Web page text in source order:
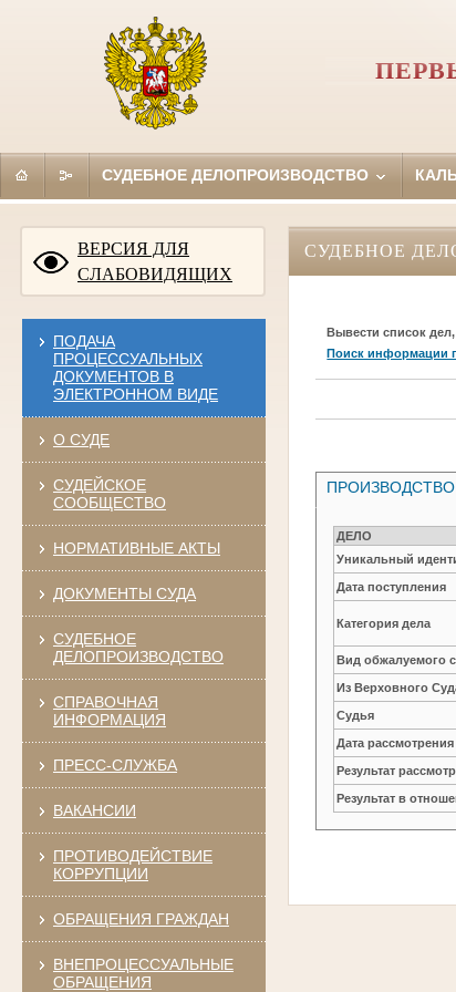
СУДЕБНОЕ ДЕЛОПРОИЗВОДСТВО
ВЕРСИЯ ДЛЯ
СЛАБОВИДЯЩИХ
ПОДАЧА
ПРОЦЕССУАЛЬНЫХ
ДОКУМЕНТОВ В
ЭЛЕКТРОННОМ ВИДЕ
О СУДЕ
СУДЕЙСКОЕ
СООБЩЕСТВО
НОРМАТИВНЫЕ АКТЫ
ДОКУМЕНТЫ СУДА
СУДЕБНОЕ
ДЕЛОПРОИЗВОДСТВО
СПРАВОЧНАЯ
ИНФОРМАЦИЯ
ПРЕСС-СЛУЖБА
ВАКАНСИИ
ПРОТИВОДЕЙСТВИЕ
КОРРУПЦИИ
ОБРАЩЕНИЯ ГРАЖДАН
ВНЕПРОЦЕССУАЛЬНЫЕ
ОБРАЩЕНИЯ
СУДЕБНОЕ
Вывести список
Поиск информации
ПРОИЗВОДСТВО
ДЕЛО
Уникальный
Дата поступления
Категория дела
Вид обжалуемого
Из Верховного
Судья
Дата рассмотрения
Результат
Результат в